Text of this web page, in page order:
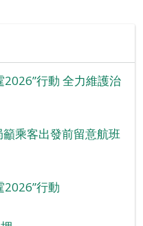
行動 全力維護治
乘客出發前留意航班
2026”行動